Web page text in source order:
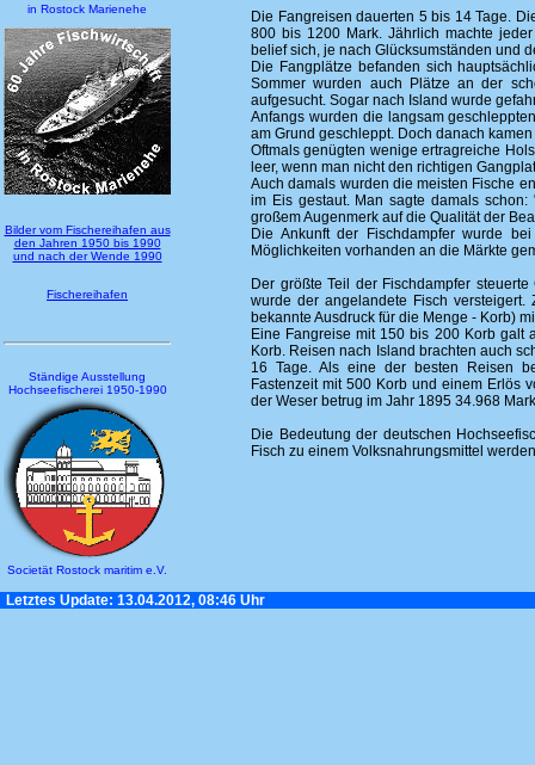
in Rostock Marienehe
Bilder vom Fischereihafen aus
den Jahren 1950 bis 1990
und nach der Wende 1990
Fischereihafen
Ständige Ausstellung
Hochseefischerei 1950-1990
Societät Rostock maritim e.V.
Die Fangreisen dauerten 5 bis 14 Tage.
800 bis 1200 Mark. Jährlich machte
belief sich, je nach Glücksumständen und
Die Fangplätze befanden sich
Sommer wurden auch Plätze an der
aufgesucht. Sogar nach Island wurde
Anfangs wurden die langsam
am Grund geschleppt. Doch danach
Oftmals genügten wenige ertragreiche
leer, wenn man nicht den richtigen
Auch damals wurden die meisten Fische
im Eis gestaut. Man sagte damals
großem Augenmerk auf die Qualität der
Die Ankunft der Fischdampfer wurde
Möglichkeiten vorhanden an die Märkte
Der größte Teil der Fischdampfer
wurde der angelandete Fisch
bekannte Ausdruck für die Menge - Korb)
Eine Fangreise mit 150 bis 200 Korb galt
Korb. Reisen nach Island brachten auch
16 Tage. Als eine der besten Reisen
Fastenzeit mit 500 Korb und einem Erlös
der Weser betrug im Jahr 1895 34.968
Die Bedeutung der deutschen
Fisch zu einem Volksnahrungsmittel
Letztes Update: 13.04.2012, 08:46 Uhr